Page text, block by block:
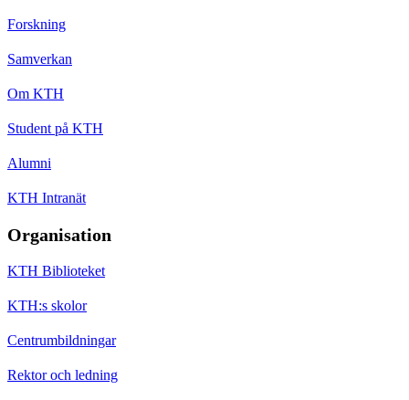
Forskning
Samverkan
Om KTH
Student på KTH
Alumni
KTH Intranät
Organisation
KTH Biblioteket
KTH:s skolor
Centrumbildningar
Rektor och ledning